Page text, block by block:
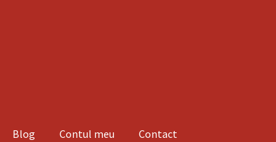
Blog Contul meu Contact